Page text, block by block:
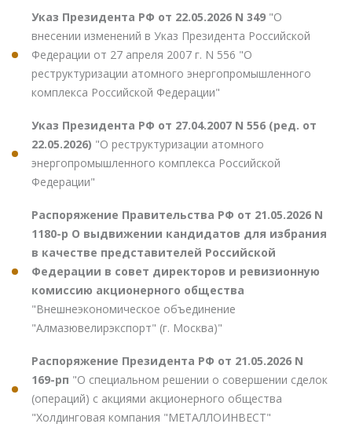
Указ Президента РФ от 22.05.2026 N 349 "О
внесении изменений в Указ Президента Российской
Федерации от 27 апреля 2007 г. N 556 "О
реструктуризации атомного энергопромышленного
комплекса Российской Федерации"
Указ Президента РФ от 27.04.2007 N 556 (ред. от
22.05.2026) "О реструктуризации атомного
энергопромышленного комплекса Российской
Федерации"
Распоряжение Правительства РФ от 21.05.2026 N
1180-р О выдвижении кандидатов для избрания
в качестве представителей Российской
Федерации в совет директоров и ревизионную
комиссию акционерного общества
"Внешнеэкономическое объединение
"Алмазювелирэкспорт" (г. Москва)"
Распоряжение Президента РФ от 21.05.2026 N
169-рп "О специальном решении о совершении сделок
(операций) с акциями акционерного общества
"Холдинговая компания "МЕТАЛЛОИНВЕСТ"